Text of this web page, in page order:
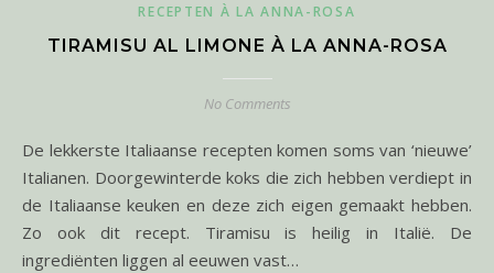
RECEPTEN À LA ANNA-ROSA
TIRAMISU AL LIMONE À LA ANNA-ROSA
No Comments
De lekkerste Italiaanse recepten komen soms van ‘nieuwe’
Italianen. Doorgewinterde koks die zich hebben verdiept in
de Italiaanse keuken en deze zich eigen gemaakt hebben.
Zo ook dit recept. Tiramisu is heilig in Italië. De
ingrediënten liggen al eeuwen vast…